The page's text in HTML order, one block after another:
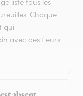
liste tous les
Chaque
qui
avec des fleurs